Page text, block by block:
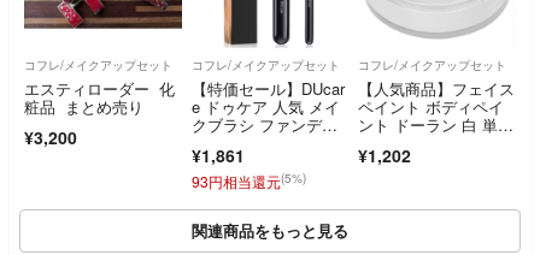
コフレ/メイクアップセット
エスティローダー 化
粧品 まとめ売り
¥3,200
コフレ/メイクアップセット
【特価セール】DUcar
e ドゥケア 人気 メイ
クブラシ ファンデー
¥1,861
93円相当還元(5%)
コフレ/メイクアップセット
【人気商品】フェイス
ペイント ボディペイ
ント ドーラン 白 単
¥1,202
関連商品をもっと見る